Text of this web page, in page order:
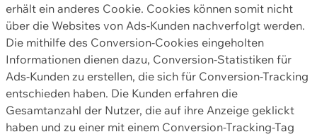
erhält ein anderes Cookie. Cookies können somit nicht
über die Websites von Ads-Kunden nachverfolgt werden.
Die mithilfe des Conversion-Cookies eingeholten
Informationen dienen dazu, Conversion-Statistiken für
Ads-Kunden zu erstellen, die sich für Conversion-Tracking
entschieden haben. Die Kunden erfahren die
Gesamtanzahl der Nutzer, die auf ihre Anzeige geklickt
haben und zu einer mit einem Conversion-Tracking-Tag